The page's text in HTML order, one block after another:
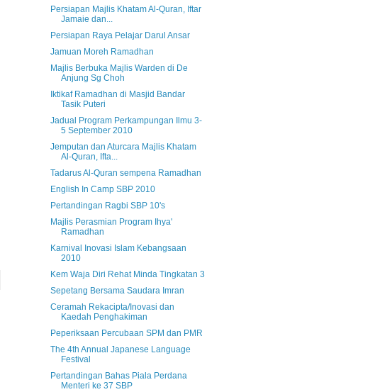
Persiapan Majlis Khatam Al-Quran, Iftar
Jamaie dan...
Persiapan Raya Pelajar Darul Ansar
Jamuan Moreh Ramadhan
Majlis Berbuka Majlis Warden di De
Anjung Sg Choh
Iktikaf Ramadhan di Masjid Bandar
Tasik Puteri
Jadual Program Perkampungan Ilmu 3-
5 September 2010
Jemputan dan Aturcara Majlis Khatam
Al-Quran, Ifta...
Tadarus Al-Quran sempena Ramadhan
English In Camp SBP 2010
Pertandingan Ragbi SBP 10's
Majlis Perasmian Program Ihya'
Ramadhan
Karnival Inovasi Islam Kebangsaan
2010
Kem Waja Diri Rehat Minda Tingkatan 3
Sepetang Bersama Saudara Imran
Ceramah Rekacipta/Inovasi dan
Kaedah Penghakiman
Peperiksaan Percubaan SPM dan PMR
The 4th Annual Japanese Language
Festival
Pertandingan Bahas Piala Perdana
Menteri ke 37 SBP